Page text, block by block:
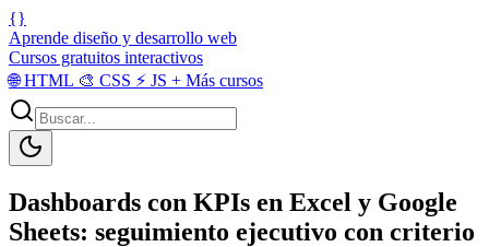
{}
Aprende diseño y desarrollo web
Cursos gratuitos interactivos
🌐HTML 🎨 CSS ⚡ JS + Más cursos
Dashboards con KPIs en Excel y Google
Sheets: seguimiento ejecutivo con criterio